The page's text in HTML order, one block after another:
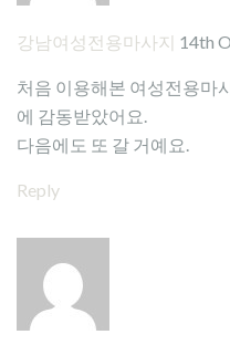
강남여성전용마사지 14th
처음 이용해본 여성전용마
에 감동받았어요.
다음에도 또 갈 거예요.
Reply